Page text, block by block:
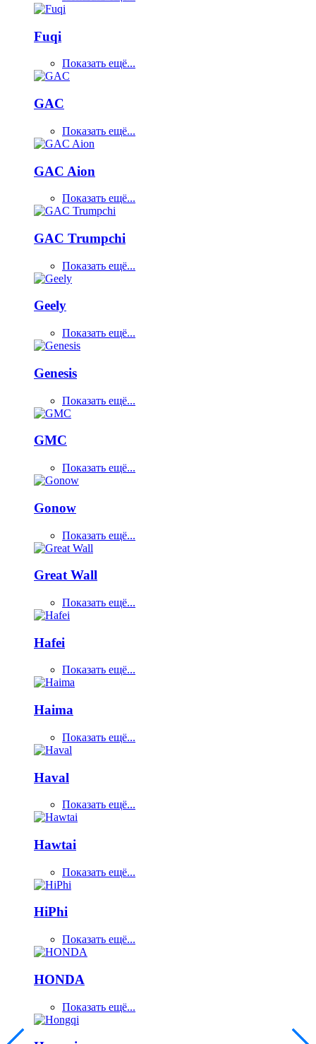
Fuqi
Показать ещё...
GAC
Показать ещё...
GAC Aion
Показать ещё...
GAC Trumpchi
Показать ещё...
Geely
Показать ещё...
Genesis
Показать ещё...
GMC
Показать ещё...
Gonow
Показать ещё...
Great Wall
Показать ещё...
Hafei
Показать ещё...
Haima
Показать ещё...
Haval
Показать ещё...
Hawtai
Показать ещё...
HiPhi
Показать ещё...
HONDA
Показать ещё...